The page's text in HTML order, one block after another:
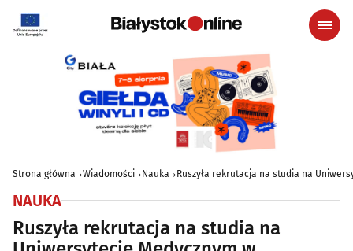
Strona główna Wiadomości Nauka Ruszyła rekrutacja na studia na
NAUKA
Ruszyła rekrutacja na studia na